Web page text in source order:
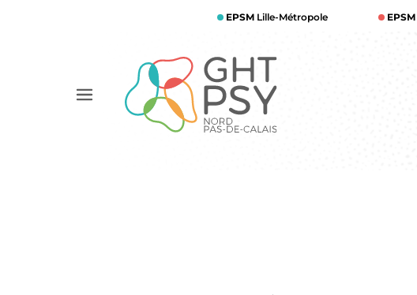
EPSM Lille-Métropole EPSM
Afficher